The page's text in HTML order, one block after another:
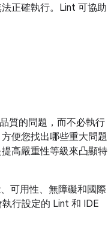
正確執行。Lint 可協助
質的問題，而不必執行
便您找出哪些重大問題
高嚴重性等級來凸顯特
可用性、無障礙和國際
行設定的 Lint 和 IDE